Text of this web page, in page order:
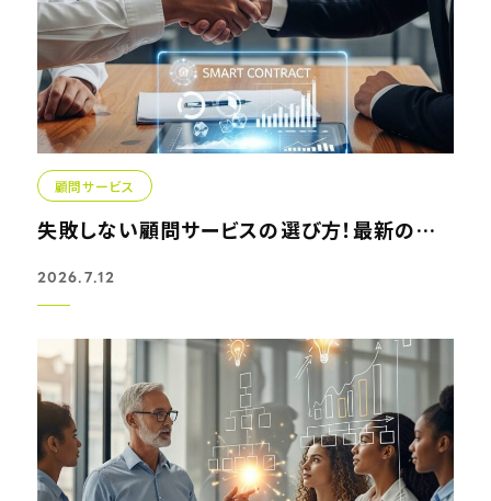
顧問サービス
失敗しない顧問サービスの選び方！最新の契約トレンドと活用...
2026.7.12